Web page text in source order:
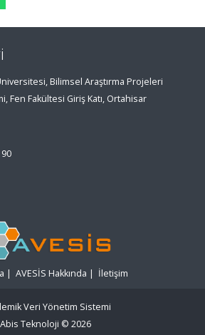
Bilimsel Araştırma Projeleri
Fen Fakültesi Giriş Katı, Ortahisar
| AVESİS Hakkında | İletişim
Veri Yönetim Sistemi
Abis Teknoloji © 2026